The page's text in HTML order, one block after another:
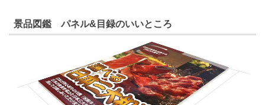
景品図鑑 パネル&目録のいいところ